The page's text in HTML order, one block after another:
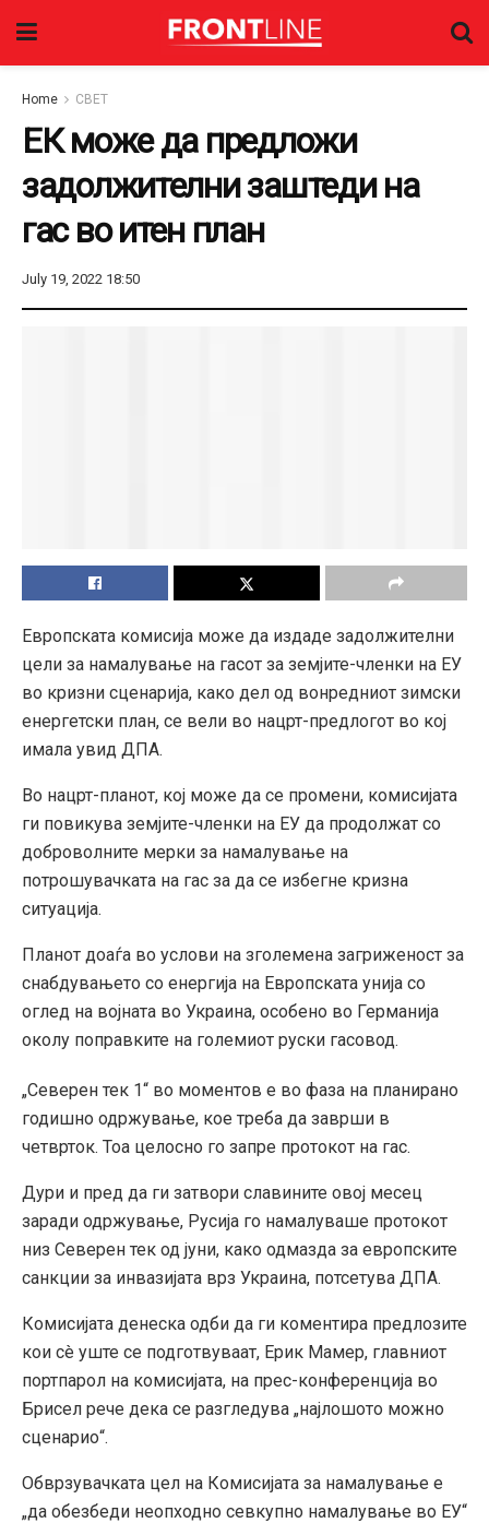
Home СВЕТ
ЕК може да предложи
задолжителни заштеди на
гас во итен план
July 19, 2022 18:50
Европската комисија може да издаде задолжителни
цели за намалување на гасот за земјите-членки на ЕУ
во кризни сценарија, како дел од вонредниот зимски
енергетски план, се вели во нацрт-предлогот во кој
имала увид ДПА.
Во нацрт-планот, кој може да се промени, комисијата
ги повикува земјите-членки на ЕУ да продолжат со
доброволните мерки за намалување на
потрошувачката на гас за да се избегне кризна
ситуација.
Планот доаѓа во услови на зголемена загриженост за
снабдувањето со енергија на Европската унија со
оглед на војната во Украина, особено во Германија
околу поправките на големиот руски гасовод.
„Северен тек 1“ во моментов е во фаза на планирано
годишно одржување, кое треба да заврши в
четврток. Тоа целосно го запре протокот на гас.
Дури и пред да ги затвори славините овој месец
заради одржување, Русија го намалуваше протокот
низ Северен тек од јуни, како одмазда за европските
санкции за инвазијата врз Украина, потсетува ДПА.
Комисијата денеска одби да ги коментира предлозите
кои сè уште се подготвуваат, Ерик Мамер, главниот
портпарол на комисијата, на прес-конференција во
Брисел рече дека се разгледува „најлошото можно
сценарио“.
Обврзувачката цел на Комисијата за намалување е
„да обезбеди неопходно севкупно намалување во ЕУ“